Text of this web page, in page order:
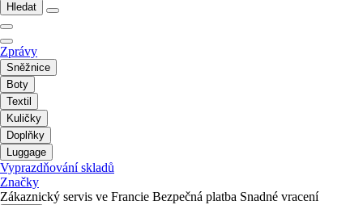
Hledat
Zprávy
Sněžnice
Boty
Textil
Kuličky
Doplňky
Luggage
Vyprazdňování skladů
Značky
Zákaznický servis ve Francie Bezpečná platba Snadné vracení